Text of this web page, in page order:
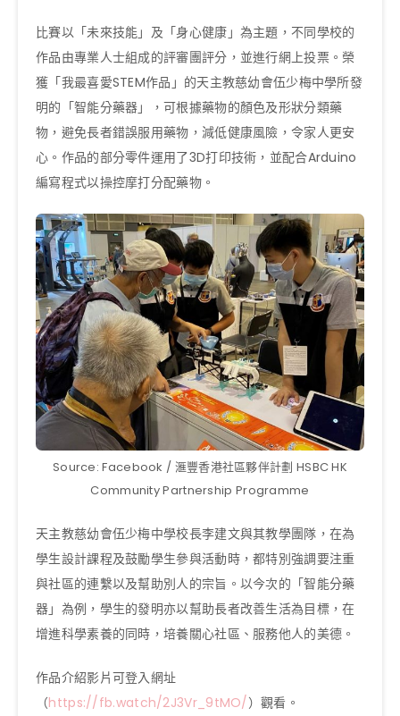
比賽以「未來技能」及「身心健康」為主題，不同學校的
作品由專業人士組成的評審團評分，並進行網上投票。榮
獲「我最喜愛STEM作品」的天主教慈幼會伍少梅中學所發
明的「智能分藥器」，可根據藥物的顏色及形狀分類藥
物，避免長者錯誤服用藥物，減低健康風險，令家人更安
心。作品的部分零件運用了3D打印技術，並配合Arduino
編寫程式以操控摩打分配藥物。
Source: Facebook / 滙豐香港社區夥伴計劃 HSBC HK
Community Partnership Programme
天主教慈幼會伍少梅中學校長李建文與其教學團隊，在為
學生設計課程及鼓勵學生參與活動時，都特別強調要注重
與社區的連繫以及幫助別人的宗旨。以今次的「智能分藥
器」為例，學生的發明亦以幫助長者改善生活為目標，在
增進科學素養的同時，培養關心社區、服務他人的美德。
作品介紹影片可登入網址
（https://fb.watch/2J3Vr_9tMO/）觀看。